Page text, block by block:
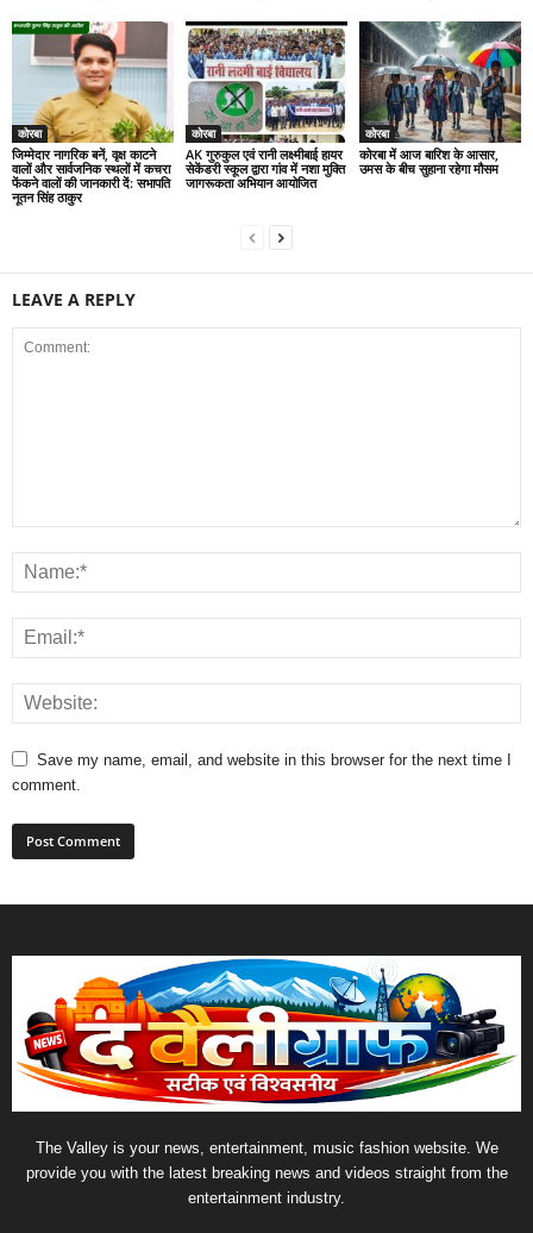
कोरबा
जिम्मेदार नागरिक बनें, वृक्ष काटने
वालों और सार्वजनिक स्थलों में कचरा
फेंकने वालों की जानकारी दें: सभापति
नूतन सिंह ठाकुर
कोरबा
AK गुरुकुल एवं रानी लक्ष्मीबाई हायर
सेकेंडरी स्कूल द्वारा गांव में नशा मुक्ति
जागरूकता अभियान आयोजित
कोरबा
कोरबा में आज बारिश के आसार,
उमस के बीच सुहाना रहेगा मौसम
LEAVE A REPLY
Save my name, email, and website in this browser for the next time I
comment.
The Valley is your news, entertainment, music fashion website. We
provide you with the latest breaking news and videos straight from the
entertainment industry.